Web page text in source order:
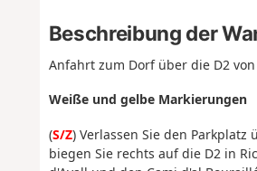
Beschreibung der
Anfahrt zum Dorf über die D2
Weiße und gelbe Markierungen
(S/Z) Verlassen Sie den
biegen Sie rechts auf die D2 in